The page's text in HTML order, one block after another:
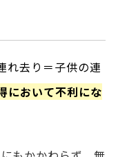
れ去り＝子供の連
において不利にな